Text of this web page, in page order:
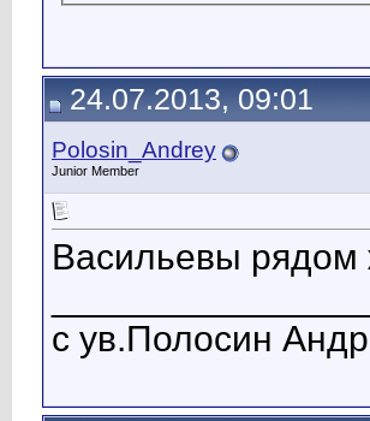
24.07.2013, 09:01
Polosin_Andrey
Junior Member
Васильевы рядом
с ув.Полосин